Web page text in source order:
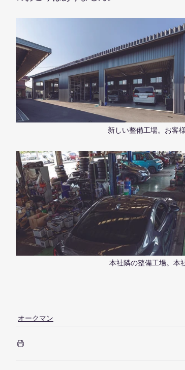
新しい整備工場。お客
本社隣の整備工場。本
オークマン